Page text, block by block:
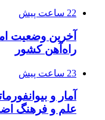
22 ساعت پیش
آخرین وضعیت
راه‌آهن کشور
23 ساعت پیش
آمار و
علم و فرهنگ